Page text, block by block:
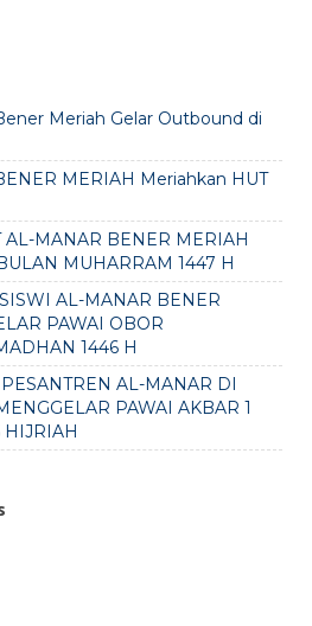
Meriah Gelar Outbound di
MERIAH Meriahkan HUT
AL-MANAR BENER MERIAH
MUHARRAM 1447 H
AL-MANAR BENER
PAWAI OBOR
1446 H
AL-MANAR DI
PAWAI AKBAR 1
HIJRIAH